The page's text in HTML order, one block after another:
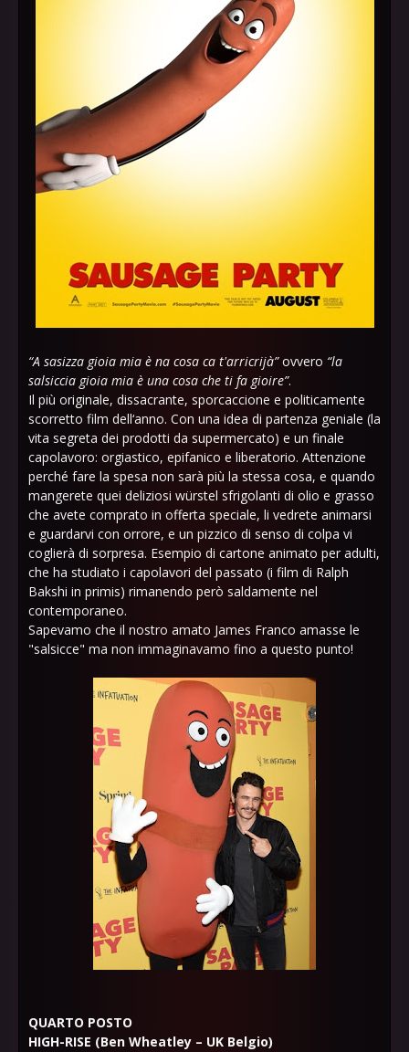
“A sasizza gioia mia è na cosa ca t'arricrijà”ovvero “la
salsiccia gioia mia è una cosa che ti fa gioire”.
Il più originale, dissacrante, sporcaccione e politicamente
scorretto film dell‘anno. Con una idea di partenza geniale (la
vita segreta dei prodotti da supermercato) e un finale
capolavoro: orgiastico, epifanico e liberatorio. Attenzione
perché fare la spesa non sarà più la stessa cosa, e quando
mangerete quei deliziosi würstel sfrigolanti di olio e grasso
che avete comprato in offerta speciale, li vedrete animarsi
e guardarvi con orrore, e un pizzico di senso di colpa vi
coglierà di sorpresa. Esempio di cartone animato per adulti,
che ha studiato i capolavori del passato (i film di Ralph
Bakshi in primis) rimanendo però saldamente nel
contemporaneo.
Sapevamo che il nostro amato James Franco amasse le
"salsicce" ma non immaginavamo fino a questo punto!
QUARTO POSTO
HIGH-RISE (Ben Wheatley – UK Belgio)